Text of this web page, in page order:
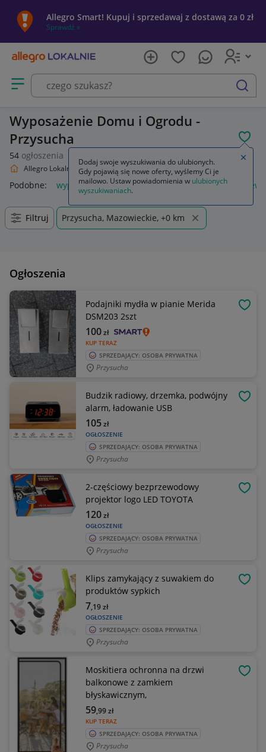
Allegro Smart! Kupuj i sprzedawaj z dostawą za 0 zł
Sprawdź »
Otwórz menu z kategoriami
szukaj
Wyposażenie Domu i Ogrodu -
Przysucha
54 ogłoszenia
Allegro Lokalnie Dom i Ogród Wyposażenie
Podobne: wyposażenie piórnik z wyposażeniem plecak
Filtruj Przysucha, Mazowieckie, +0 km
Ogłoszenia
Podajniki mydła w pianie Merida
DSM203 2szt
KUP TERAZ
100zł
SPRZEDAJĄCY: OSOBA PRYWATNA
Przysucha
Budzik radiowy, drzemka, podwójny
alarm, ładowanie USB
OGŁOSZENIE
105zł
SPRZEDAJĄCY: OSOBA PRYWATNA
Przysucha
2-częściowy bezprzewodowy
projektor logo LED TOYOTA
OGŁOSZENIE
120zł
SPRZEDAJĄCY: OSOBA PRYWATNA
Przysucha
Klips zamykający z suwakiem do
produktów sypkich
OGŁOSZENIE
7,19zł
SPRZEDAJĄCY: OSOBA PRYWATNA
Przysucha
Moskitiera ochronna na drzwi
balkonowe z zamkiem
błyskawicznym,
KUP TERAZ
59,99zł
SPRZEDAJĄCY: OSOBA PRYWATNA
Przysucha
Dodaj swoje wyszukiwania do ulubionych.
Gdy pojawią się nowe oferty, wyślemy Ci je
mailowo. Ustaw powiadomienia w ulubionych
wyszukiwaniach.